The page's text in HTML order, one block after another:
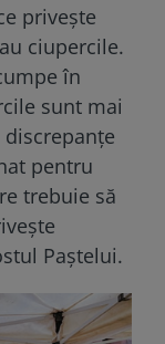
privește
ciupercile.
în
sunt mai
pentru
trebuie să
Paștelui.